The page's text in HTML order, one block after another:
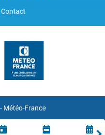
Contact
Météo-France